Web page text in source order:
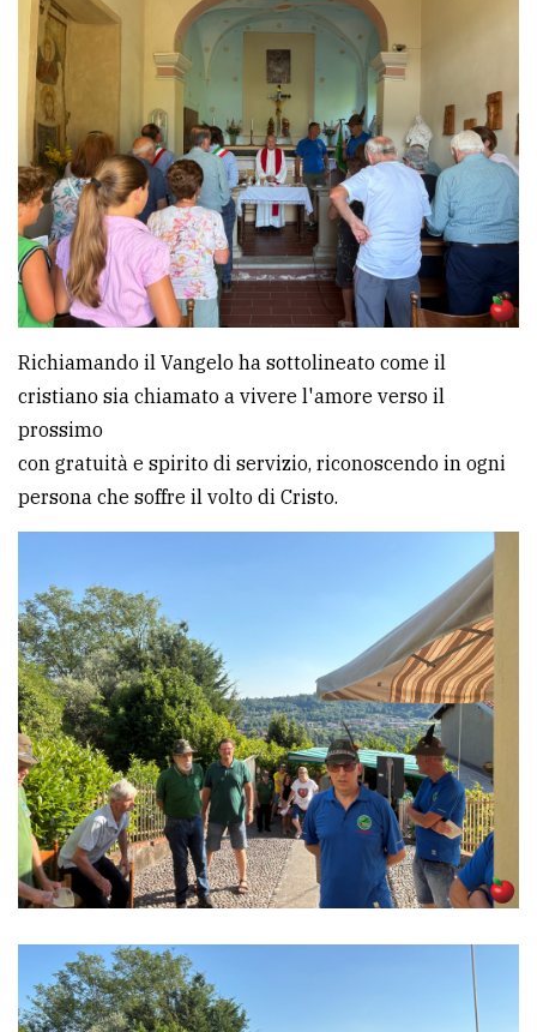
Richiamando il Vangelo ha sottolineato come il
cristiano sia chiamato a vivere l'amore verso il
prossimo
con gratuità e spirito di servizio, riconoscendo in ogni
persona che soffre il volto di Cristo.